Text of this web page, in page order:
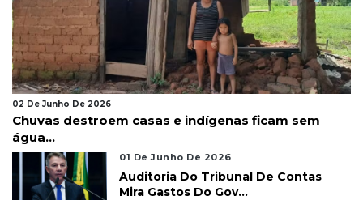
02 De Junho De 2026
Chuvas destroem casas e indígenas ficam sem
água...
01 De Junho De 2026
Auditoria Do Tribunal De Contas
Mira Gastos Do Gov...